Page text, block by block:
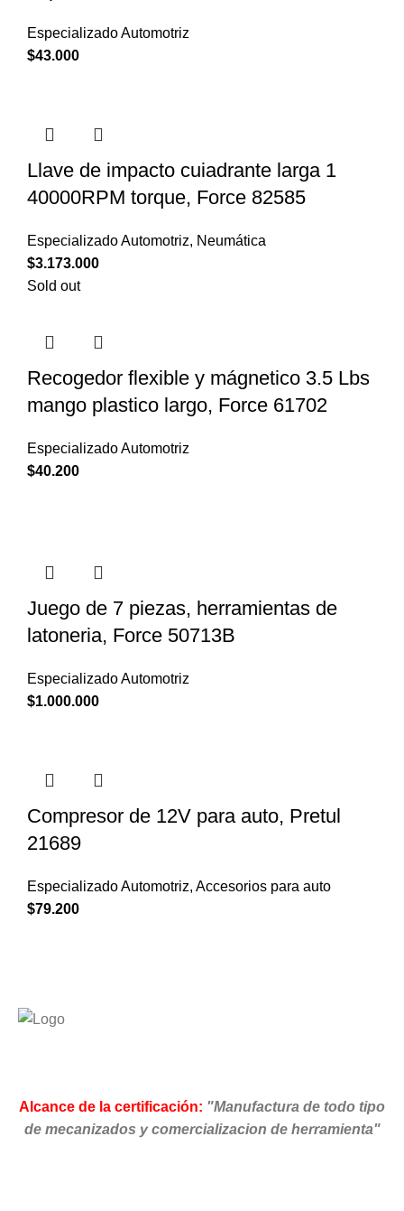
Especializado Automotriz
$43.000
Llave de impacto cuiadrante larga 1
40000RPM torque, Force 82585
Especializado Automotriz, Neumática
$3.173.000
Sold out
Recogedor flexible y mágnetico 3.5 Lbs
mango plastico largo, Force 61702
Especializado Automotriz
$40.200
Juego de 7 piezas, herramientas de
latoneria, Force 50713B
Especializado Automotriz
$1.000.000
Compresor de 12V para auto, Pretul
21689
Especializado Automotriz, Accesorios para auto
$79.200
Alcance de la certificación: "Manufactura de todo tipo
de mecanizados y comercializacion de herramienta"